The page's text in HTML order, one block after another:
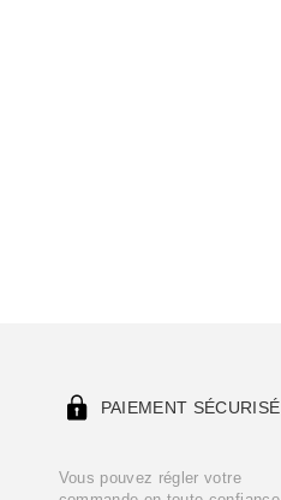
PAIEMENT SÉCURISÉ
Vous pouvez régler votre